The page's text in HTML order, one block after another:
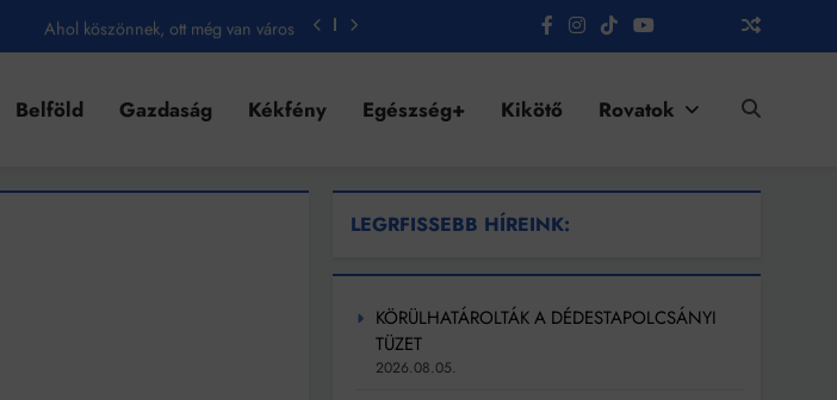
Ahol köszönnek, ott még van város
Létezik tökéletes élet: Truman is elhitte
Belföld Gazdaság Kékfény Egészség+ Kikötő Rovatok
LEGRFISSEBB HÍREINK:
KÖRÜLHATÁROLTÁK A DÉDESTAPOLCSÁNYI
TÜZET
2026.08.05.